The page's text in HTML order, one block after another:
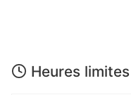
Heures